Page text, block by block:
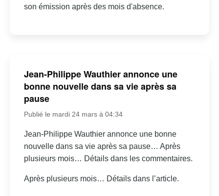
son émission après des mois d'absence.
Jean-Philippe Wauthier annonce une
bonne nouvelle dans sa vie après sa
pause
Publié le mardi 24 mars à 04:34
Jean-Philippe Wauthier annonce une bonne
nouvelle dans sa vie après sa pause… Après
plusieurs mois… Détails dans les commentaires.
Après plusieurs mois… Détails dans l’article.